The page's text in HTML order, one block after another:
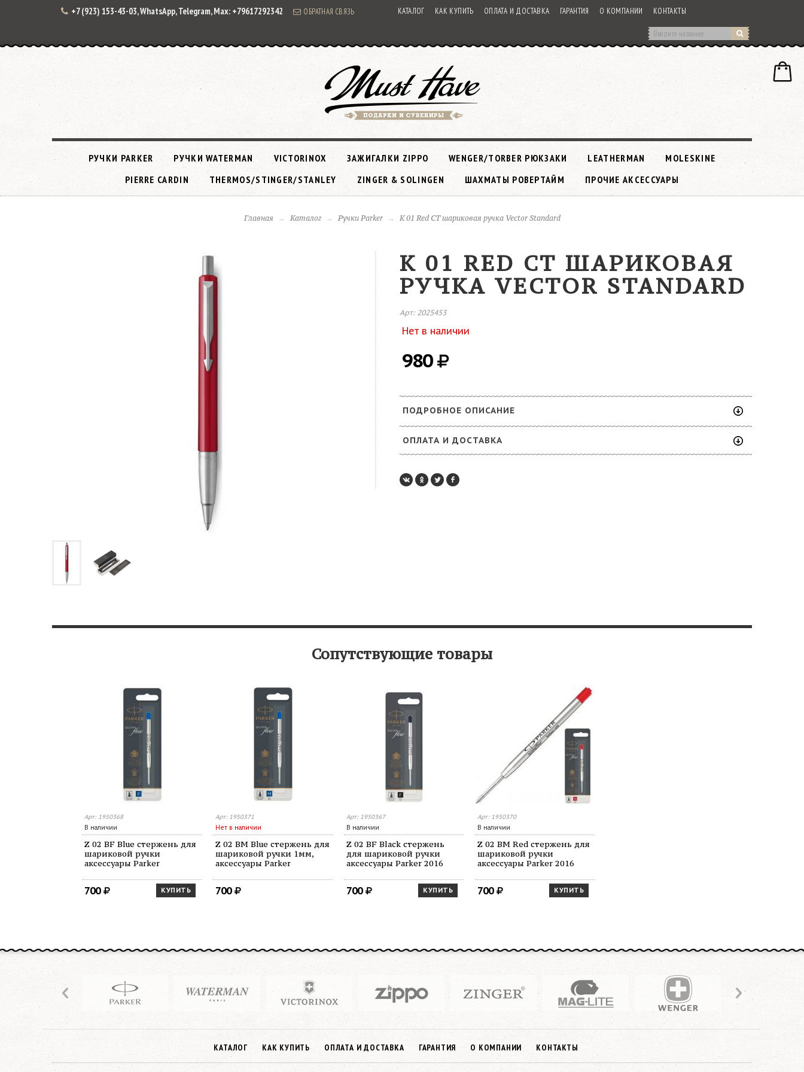
+7 (923) 153-43-03, WhatsApp, Telegram, Max: +79617292342 ОБРАТНАЯ СВЯЗЬ КАТАЛОГ КАК КУПИТЬ ОПЛАТА И ДОСТАВКА ГАРАНТИЯ О КОМПАНИИ КОНТАКТЫ
РУЧКИ PARKER РУЧКИ WATERMAN VICTORINOX ЗАЖИГАЛКИ ZIPPO WENGER/TORBER РЮКЗАКИ LEATHERMAN
MOLESKINE
PIERRE CARDIN
THERMOS/STINGER/STANLEY ZINGER & SOLINGEN ШАХМАТЫ РОВЕРТАЙМ ПРОЧИЕ АКСЕССУАРЫ
Главная Каталог Ручки Parker K 01 Red CT шариковая ручка Vector Standard
K 01 RED CT ШАРИКОВАЯ
РУЧКА VECTOR STANDARD
Арт: 2025453
Нет в наличии
980
ПОДРОБНОЕ ОПИСАНИЕ
ОПЛАТА И ДОСТАВКА
Сопутствующие товары
Арт: 1950368
В наличии
Z 02 BF Blue стержень для
шариковой ручки
аксессуары Parker
700 КУПИТЬ
Арт: 1950371
Нет в наличии
Z 02 BM Blue стержень для
шариковой ручки 1мм,
аксессуары Parker
700
Арт: 1950367
В наличии
Z 02 BF Black стержень
для шариковой ручки
аксессуары Parker 2016
700 КУПИТЬ
Арт: 1950370
В наличии
Z 02 BM Red стержень для
шариковой ручки
аксессуары Parker 2016
700 КУПИТЬ
КАТАЛОГ КАК КУПИТЬ ОПЛАТА И ДОСТАВКА ГАРАНТИЯ О КОМПАНИИ КОНТАКТЫ